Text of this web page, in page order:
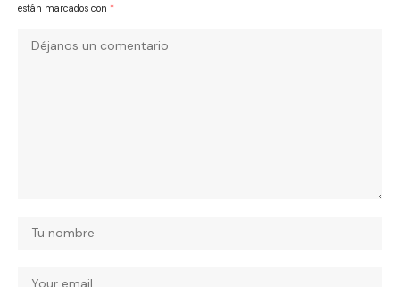
están marcados con *